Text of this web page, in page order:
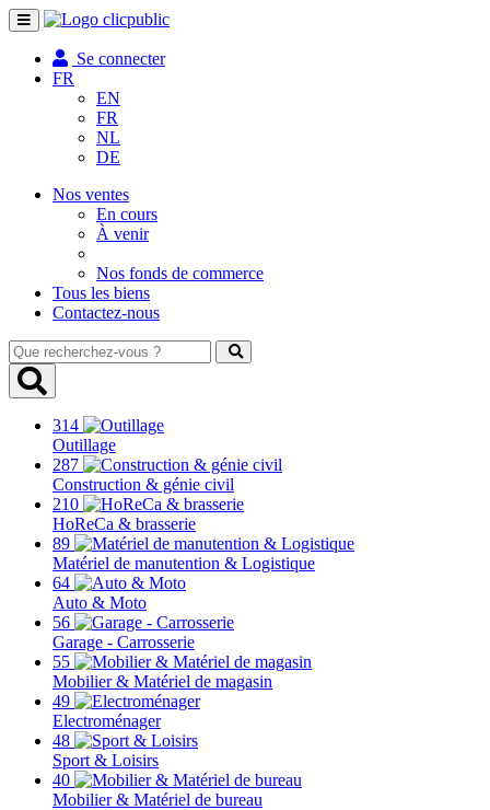
Toggle
navigation
Se connecter
FR
EN
FR
NL
DE
Nos ventes
En cours
À venir
Nos fonds de commerce
Tous les biens
Contactez-nous
Que
recherchez-
vous
314
Outillage
287
Construction & génie civil
210
HoReCa & brasserie
89
Matériel de manutention & Logistique
64
Auto & Moto
56
Garage - Carrosserie
55
Mobilier & Matériel de magasin
49
Electroménager
48
Sport & Loisirs
40
Mobilier & Matériel de bureau